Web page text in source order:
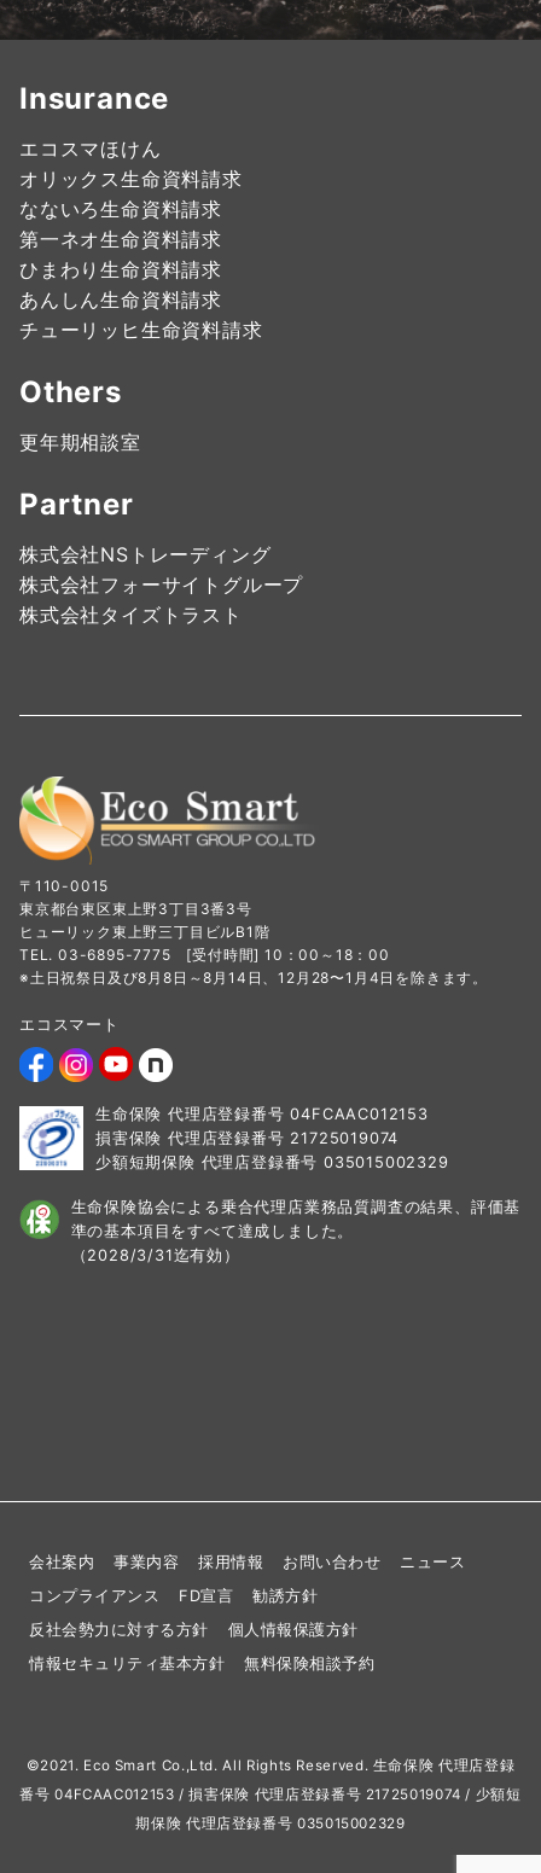
Insurance
エコスマほけん
オリックス生命資料請求
なないろ生命資料請求
第一ネオ生命資料請求
ひまわり生命資料請求
あんしん生命資料請求
チューリッヒ生命資料請求
Others
更年期相談室
Partner
株式会社NSトレーディング
株式会社フォーサイトグループ
株式会社タイズトラスト
〒110-0015
東京都台東区東上野3丁目3番3号
ヒューリック東上野三丁目ビルB1階
TEL. 03-6895-7775 [受付時間] 10：00～18：00
※土日祝祭日及び8月8日～8月14日、12月28〜1月4日を除きます。
エコスマート
生命保険 代理店登録番号 04FCAAC012153
損害保険 代理店登録番号 21725019074
少額短期保険 代理店登録番号 035015002329
生命保険協会による乗合代理店業務品質調査の結果、 評価基
準の基本項目をすべて達成しました。
（2028/3/31迄有効）
会社案内 事業内容 採用情報 お問い合わせ
ニュース
コンプライアンス
FD宣言
勧誘方針
反社会勢力に対する方針
個人情報保護方針
情報セキュリティ基本方針
無料保険相談予約
©2021. Eco Smart Co.,Ltd. All Rights Reserved. 生命保険 代理店登録
番号 04FCAAC012153 / 損害保険 代理店登録番号 21725019074 / 少額短
期保険 代理店登録番号 035015002329